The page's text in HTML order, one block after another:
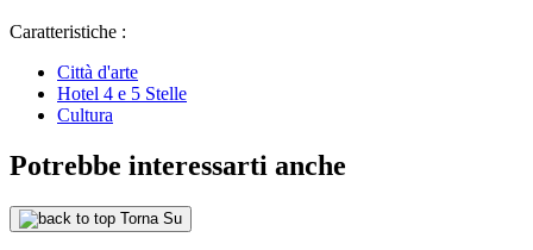
Caratteristiche :
Città d'arte
Hotel 4 e 5 Stelle
Cultura
Potrebbe interessarti anche
Torna Su